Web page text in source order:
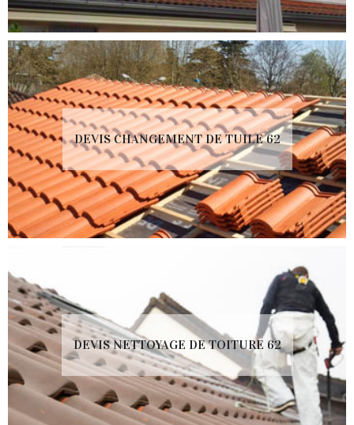
DEVIS CHANGEMENT DE TUILE 62
DEVIS NETTOYAGE DE TOITURE 62